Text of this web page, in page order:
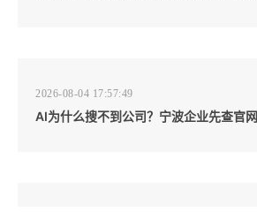
2026-08-04 17:57:49
AI为什么搜不到公司？宁波企业先查官